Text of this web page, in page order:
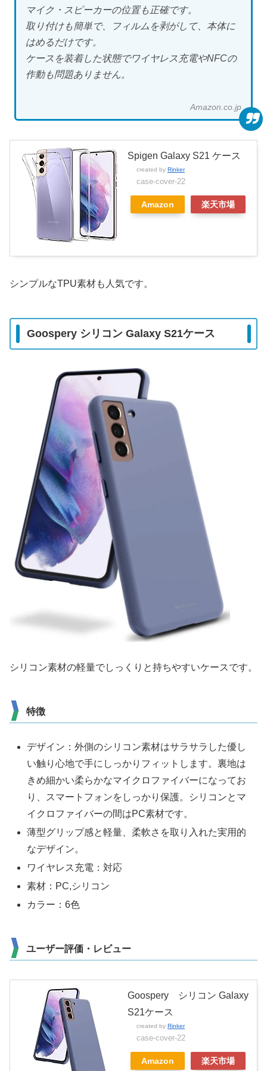
マイク・スピーカーの位置も正確です。
取り付けも簡単で、フィルムを剥がして、本体に
はめるだけです。
ケースを装着した状態でワイヤレス充電やNFCの
作動も問題ありません。
Amazon.co.jp
Spigen Galaxy S21 ケース
created by Rinker
case-cover-22
Amazon 楽天市場
シンプルなTPU素材も人気です。
Goospery シリコン Galaxy S21ケース
シリコン素材の軽量でしっくりと持ちやすいケースです。
特徴
デザイン：外側のシリコン素材はサラサラした優し
い触り心地で手にしっかりフィットします。裏地は
きめ細かい柔らかなマイクロファイバーになってお
り、スマートフォンをしっかり保護。シリコンとマ
イクロファイバーの間はPC素材です。
薄型グリップ感と軽量、柔軟さを取り入れた実用的
なデザイン。
ワイヤレス充電：対応
素材：PC,シリコン
カラー：6色
ユーザー評価・レビュー
Goospery シリコン Galaxy
S21ケース
created by Rinker
case-cover-22
Amazon 楽天市場